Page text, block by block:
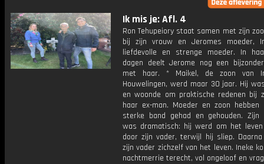
Ik mis je: Afl. 4
Ron Tehupeiory staat samen met zijn
bij zijn vrouw en Jeromes moeder,
liefdevolle en strenge moeder. In
dagen deelt Jerome nog een
met haar. * Maikel, de zoon van
Houwelingen, werd maar 30 jaar. Hij
en woonde om praktische redenen bij
haar ex-man. Moeder en zoon hebben
sterke band gehad en gehouden. Zijn
was dramatisch: hij werd om het
door zijn vader, terwijl hij sliep.
zijn vader zichzelf van het leven. Ineke
nachtmerrie terecht, vol ongeloof en